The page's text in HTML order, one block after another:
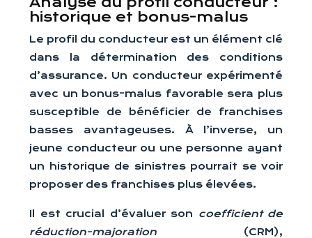
historique et bonus-malus
Le profil du conducteur est un élément clé
dans la détermination des conditions
d’assurance. Un conducteur expérimenté
avec un bonus-malus favorable sera plus
susceptible de bénéficier de franchises
basses avantageuses. À l’inverse, un
jeune conducteur ou une personne ayant
un historique de sinistres pourrait se voir
proposer des franchises plus élevées.
Il est crucial d’évaluer son coefficient de
réduction-majoration
(CRM),